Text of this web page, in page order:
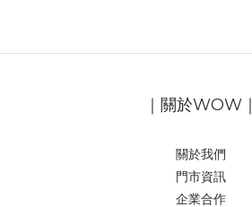
｜關於WOW｜
關於我們
門市資訊
企業合作